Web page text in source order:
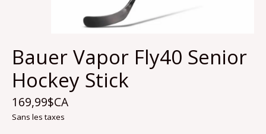
Bauer Vapor Fly40 Senior
Hockey Stick
169,99$CA
Sans les taxes